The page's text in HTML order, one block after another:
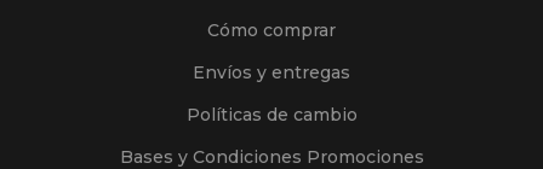
Cómo comprar
Envíos y entregas
Políticas de cambio
Bases y Condiciones Promociones